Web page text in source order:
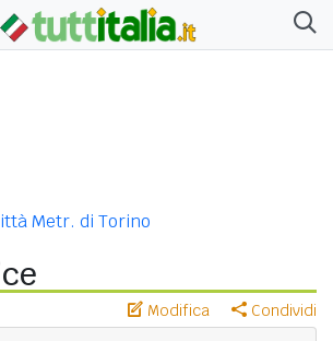
Metr. di Torino
Modifica Condividi